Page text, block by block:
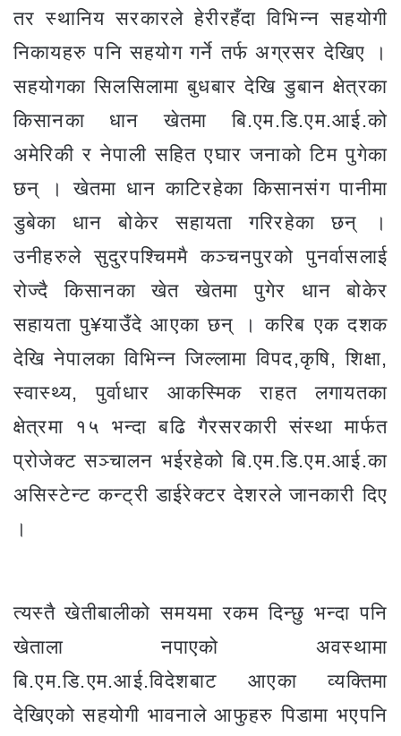
तर स्थानिय सरकारले हेरीरहँदा विभिन्न सहयोगी
निकायहरु पनि सहयोग गर्ने तर्फ अग्रसर देखिए ।
सहयोगका सिलसिलामा बुधबार देखि डुबान क्षेत्रका
किसानका धान खेतमा बि.एम.डि.एम.आई.को
अमेरिकी र नेपाली सहित एघार जनाको टिम पुगेका
छन् । खेतमा धान काटिरहेका किसानसंग पानीमा
डुबेका धान बोकेर सहायता गरिरहेका छन् ।
उनीहरुले सुदुरपश्चिममै कञ्चनपुरको पुनर्वासलाई
रोज्दै किसानका खेत खेतमा पुगेर धान बोकेर
सहायता पु¥याउँदे आएका छन् । करिब एक दशक
देखि नेपालका विभिन्न जिल्लामा विपद,कृषि, शिक्षा,
स्वास्थ्य, पुर्वाधार आकस्मिक राहत लगायतका
क्षेत्रमा १५ भन्दा बढि गैरसरकारी संस्था मार्फत
प्रोजेक्ट सञ्चालन भईरहेको बि.एम.डि.एम.आई.का
असिस्टेन्ट कन्ट्री डाईरेक्टर देशरले जानकारी दिए
।
त्यस्तै खेतीबालीको समयमा रकम दिन्छु भन्दा पनि
खेताला नपाएको अवस्थामा
बि.एम.डि.एम.आई.विदेशबाट आएका व्यक्तिमा
देखिएको सहयोगी भावनाले आफुहरु पिडामा भएपनि